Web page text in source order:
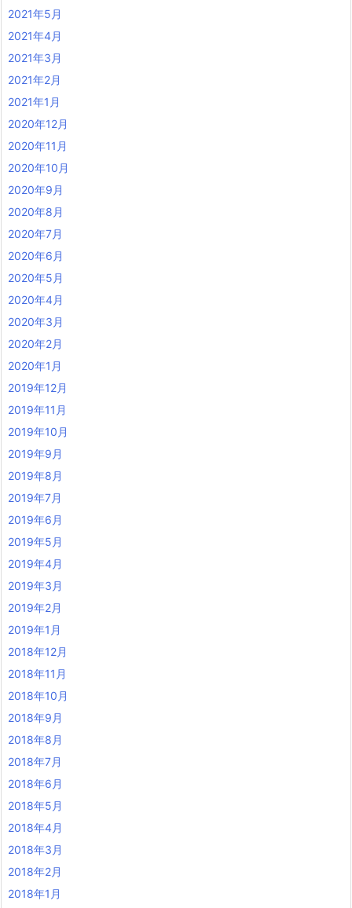
2021年5月
2021年4月
2021年3月
2021年2月
2021年1月
2020年12月
2020年11月
2020年10月
2020年9月
2020年8月
2020年7月
2020年6月
2020年5月
2020年4月
2020年3月
2020年2月
2020年1月
2019年12月
2019年11月
2019年10月
2019年9月
2019年8月
2019年7月
2019年6月
2019年5月
2019年4月
2019年3月
2019年2月
2019年1月
2018年12月
2018年11月
2018年10月
2018年9月
2018年8月
2018年7月
2018年6月
2018年5月
2018年4月
2018年3月
2018年2月
2018年1月